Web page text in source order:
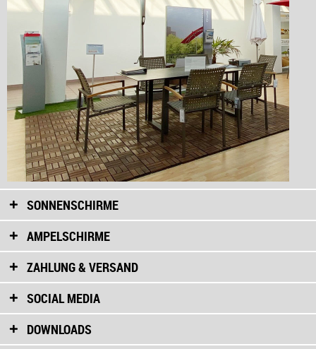
SONNENSCHIRME
AMPELSCHIRME
ZAHLUNG & VERSAND
SOCIAL MEDIA
DOWNLOADS